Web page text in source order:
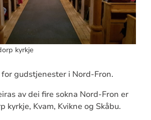
kyrkje
for gudstjenester i Nord-Fron.
av dei fire sokna Nord-Fron er
kyrkje, Kvam, Kvikne og Skåbu.